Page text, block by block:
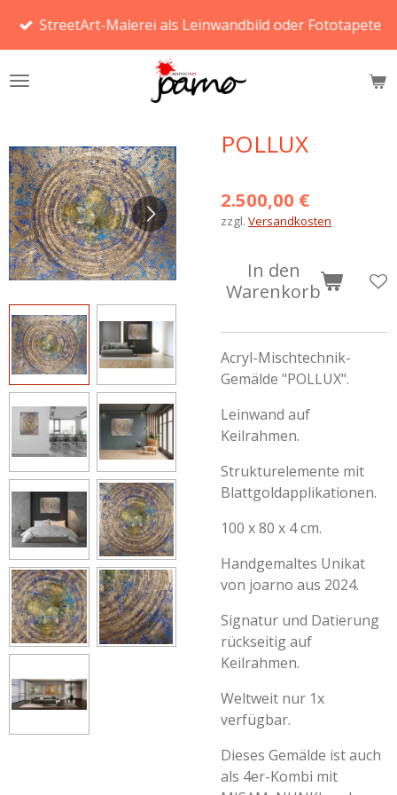
Zum StreetArt-Malerei als Leinwandbild oder Fototapete
POLLUX
2.500,00 €
zzgl. Versandkosten
In den
Warenkorb
Acryl-Mischtechnik-
Gemälde "POLLUX".
Leinwand auf
Keilrahmen.
Strukturelemente mit
Blattgoldapplikationen.
100 x 80 x 4 cm.
Handgemaltes Unikat
von joarno aus 2024.
Signatur und Datierung
rückseitig auf
Keilrahmen.
Weltweit nur 1x
verfügbar.
Dieses Gemälde ist auch
als 4er-Kombi mit